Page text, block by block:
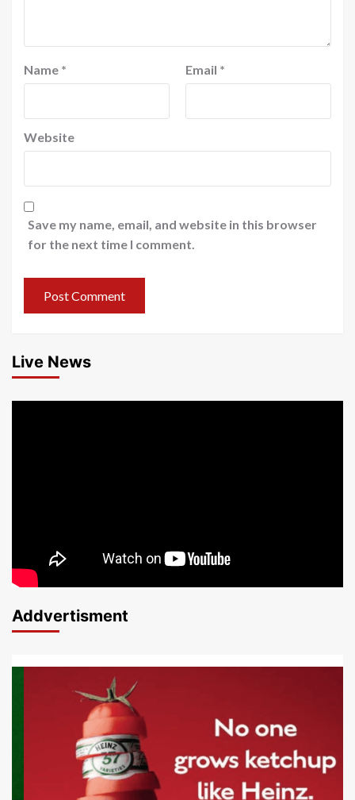
Name * Email *
Website
Save my name, email, and website in this browser
for the next time I comment.
Live News
Addvertisment